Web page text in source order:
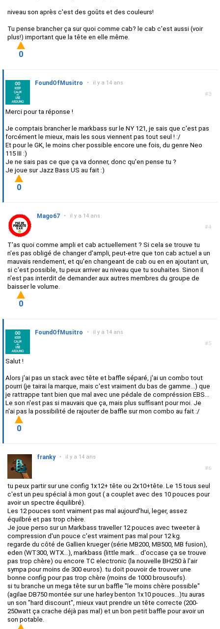
niveau son après c'est des goûts et des couleurs!
Tu pense brancher ça sur quoi comme cab? le cab c'est aussi (voir
plus!) important que la tête en elle même.
0
#3
FoundOfMusitro • il y a 14 ans
Merci pour ta réponse !
Je comptais brancher le markbass sur le NY 121, je sais que c'est pas
forcément le mieux, mais les sous viennent pas tout seul ! :/
Et pour le GK, le moins cher possible encore une fois, du genre Neo
115 III :)
Je ne sais pas ce que ça va donner, donc qu'en pense tu ?
Je joue sur Jazz Bass US au fait :)
0
#4
Mago67 • il y a 14 ans
T'as quoi comme ampli et cab actuellement ? Si cela se trouve tu
n'es pas obligé de changer d'ampli, peut-etre que ton cab actuel a un
mauvais rendement, et qu'en changeant de cab ou en en ajoutant un,
si c'est possible, tu peux arriver au niveau que tu souhaites. Sinon il
n'est pas interdit de demander aux autres membres du groupe de
baisser le volume.
0
#5
FoundOfMusitro • il y a 14 ans
Salut !
Alors j'ai pas un stack avec tête et baffle séparé, j'ai un combo tout
pourri (je tairai la marque, mais c'est vraiment du bas de gamme...) que
je rattrappe tant bien que mal avec une pédale de compréssion EBS...
Le son n'est pas si mauvais que ça, mais plus suffisant pour moi. Je
n'ai pas la possibilité de rajouter de baffle sur mon combo au fait :/
0
#6
franky • il y a 14 ans
tu peux partir sur une config 1x12+ tête ou 2x10+tête. Le 15 tous seul
c'est un peu spécial à mon gout ( a couplet avec des 10 pouces pour
avoir un spectre équilibré).
Les 12 pouces sont vraiment pas mal aujourd'hui, leger, assez
équilbré et pas trop chère.
Je joue perso sur un Markbass traveller 12 pouces avec tweeter à
compression d'un pouce c'est vraiment pas mal pour 12 kg.
regarde du côté de Gallien krueger (série MB200, MB500, MB fusion),
eden (WT300, WTX...), markbass (little mark... d'occase ça se trouve
pas trop chère) ou encore TC electronic (la nouvelle BH250 à l'air
sympa pour moins de 300 euros). tu doit pouvoir de trouver une
bonne config pour pas trop chère (moins de 1000 brousoufs).
si tu branche un mega tête sur un baffle "le moins chère possible"
(agilae DB750 montée sur une harley benton 1x10 pouces...)tu auras
un son "hard discount", mieux vaut prendre un tête correcte (200-
250watt ça crache déjà pas mal) et un bon petit baffle pour avoir un
son potable.